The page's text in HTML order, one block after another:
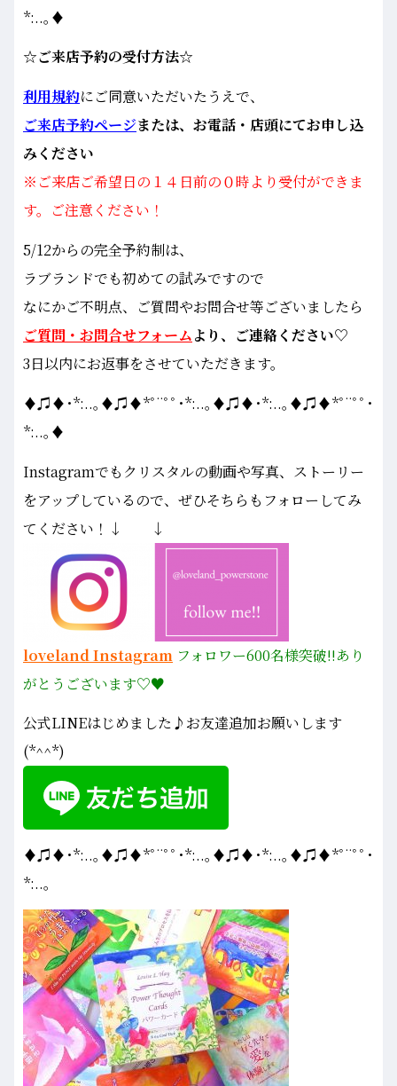
*:..｡♦
☆ご来店予約の受付方法☆
利用規約にご同意いただいたうえで、
ご来店予約ページまたは、お電話・店頭にてお申し込
みください
※ご来店ご希望日の１４日前の０時より受付ができま
す。ご注意ください！
5/12からの完全予約制は、
ラブランドでも初めての試みですので
なにかご不明点、ご質問やお問合せ等ございましたら
ご質問・お問合せフォームより、ご連絡ください♡
3日以内にお返事をさせていただきます。
♦♫♦･*:..｡♦♫♦*ﾟ¨ﾟﾟ･*:..｡♦♫♦･*:..｡♦♫♦*ﾟ¨ﾟﾟ･
*:..｡♦
Instagramでもクリスタルの動画や写真、ストーリー
をアップしているので、ぜひそちらもフォローしてみ
てください！↓ ↓
loveland Instagram フォロワー600名様突破!!あり
がとうございます♡♥
公式LINEはじめました♪お友達追加お願いします
(*^^*)
♦♫♦･*:..｡♦♫♦*ﾟ¨ﾟﾟ･*:..｡♦♫♦･*:..｡♦♫♦*ﾟ¨ﾟﾟ･
*:..｡